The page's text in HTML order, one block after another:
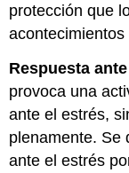
protección que
Respuesta
provoca una
ante el estrés,
plenamente. Se
ante el estrés